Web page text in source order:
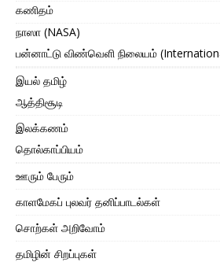
கணிதம்
நாஸா (NASA)
பன்னாட்டு விண்வெளி நிலையம்
இயல் தமிழ்
ஆத்திசூடி
இலக்கணம்
தொல்காப்பியம்
ஊரும் பேரும்
காளமேகப் புலவர் தனிப்பாடல்கள்
சொற்கள் அறிவோம்
தமிழின் சிறப்புகள்